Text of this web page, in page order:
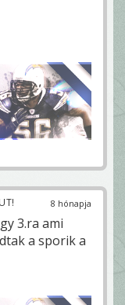
8 hónapja
3.ra ami
a sporik a